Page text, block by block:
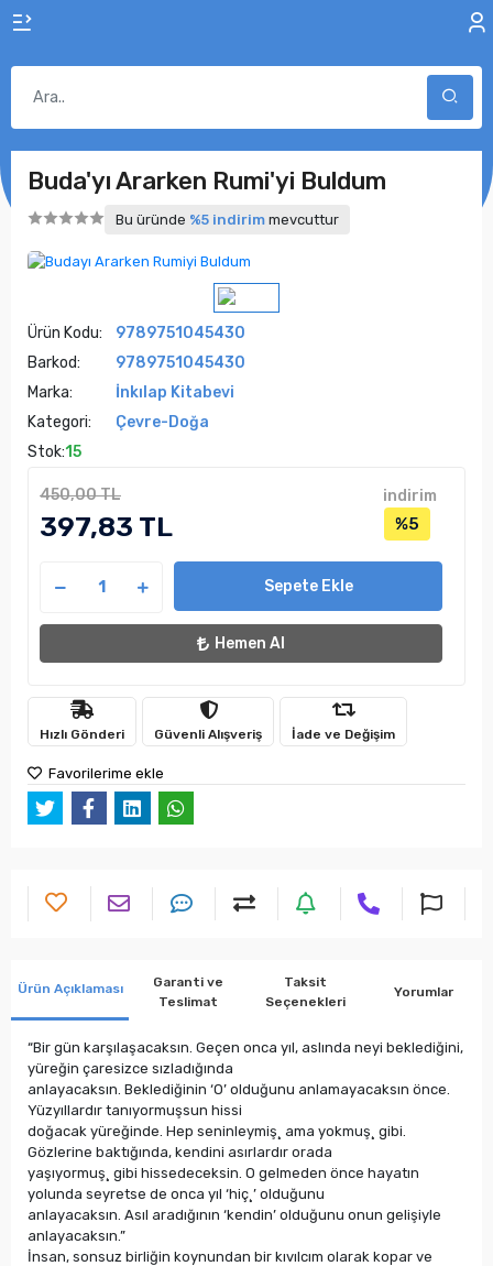
Buda'yı Ararken Rumi'yi Buldum
Bu üründe %5 indirim mevcuttur
Ürün Kodu:
9789751045430
Barkod:
9789751045430
Marka:
İnkılap Kitabevi
Kategori:
Çevre-Doğa
Stok:15
450,00 TL
397,83 TL
indirim
%5
Sepete Ekle
Hemen Al
Hızlı Gönderi Güvenli Alışveriş İade ve Değişim
Favorilerime ekle
Ürün Açıklaması
Garanti ve
Teslimat
Taksit
Seçenekleri
Yorumlar
“Bir gün karşılaşacaksın. Geçen onca yıl, aslında neyi beklediğini,
yüreğin çaresizce sızladığında
anlayacaksın. Beklediğinin ‘O’ olduğunu anlamayacaksın önce.
Yüzyıllardır tanıyormuşsun hissi
doğacak yüreğinde. Hep seninleymiş¸ ama yokmuş¸ gibi.
Gözlerine baktığında, kendini asırlardır orada
yaşıyormuş¸ gibi hissedeceksin. O gelmeden önce hayatın
yolunda seyretse de onca yıl ‘hiç¸’ olduğunu
anlayacaksın. Asıl aradığının ‘kendin’ olduğunu onun gelişiyle
anlayacaksın.”
İnsan, sonsuz birliğin koynundan bir kıvılcım olarak kopar ve